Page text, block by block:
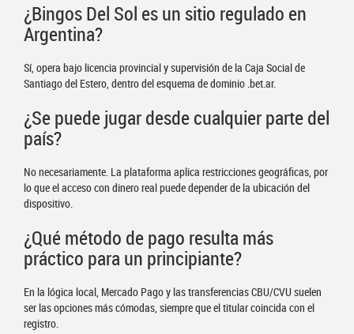
¿Bingos Del Sol es un sitio regulado en
Argentina?
Sí, opera bajo licencia provincial y supervisión de la Caja Social de
Santiago del Estero, dentro del esquema de dominio .bet.ar.
¿Se puede jugar desde cualquier parte del
país?
No necesariamente. La plataforma aplica restricciones geográficas, por
lo que el acceso con dinero real puede depender de la ubicación del
dispositivo.
¿Qué método de pago resulta más
práctico para un principiante?
En la lógica local, Mercado Pago y las transferencias CBU/CVU suelen
ser las opciones más cómodas, siempre que el titular coincida con el
registro.